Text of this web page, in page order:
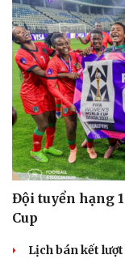
Đội tuyển hạng
Cup
Lịch bán kết lượt